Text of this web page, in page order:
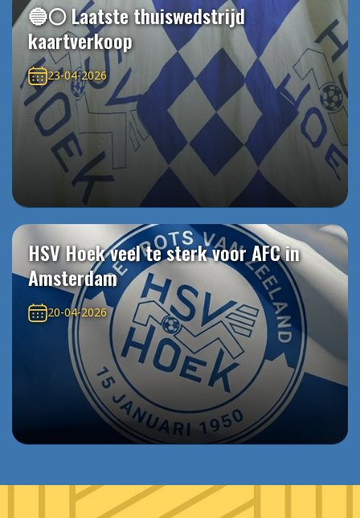
🔵⚪️ Laatste thuiswedstrijd
kaartverkoop
23-04-2026
HSV Hoek veel te sterk voor AFC in
Amsterdam
20-04-2026